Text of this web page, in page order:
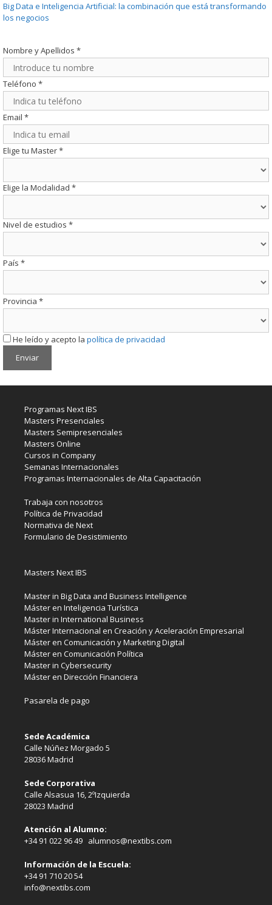
Big Data e Inteligencia Artificial: la combinación que está transformando
los negocios
Nombre y Apellidos *
Teléfono *
Email *
Elige tu Master*
Elige la Modalidad *
Nivel de estudios *
País *
Provincia *
He leído y acepto la política de privacidad
Programas Next IBS
Masters Presenciales
Masters Semipresenciales
Masters Online
Cursos in Company
Semanas Internacionales
Programas Internacionales de Alta Capacitación
Trabaja con nosotros
Política de Privacidad
Normativa de Next
Formulario de Desistimiento
Masters Next IBS
Master in Big Data and Business Intelligence
Máster en Inteligencia Turística
Master in International Business
Máster Internacional en Creación y Aceleración Empresarial
Máster en Comunicación y Marketing Digital
Máster en Comunicación Política
Master in Cybersecurity
Máster en Dirección Financiera
Pasarela de pago
Sede Académica
Calle Núñez Morgado 5
28036 Madrid
Sede Corporativa
Calle Alsasua 16, 2ºIzquierda
28023 Madrid
Atención al Alumno:
+34 91 022 96 49 alumnos@nextibs.com
Información de la Escuela:
+34 91 710 20 54
info@nextibs.com